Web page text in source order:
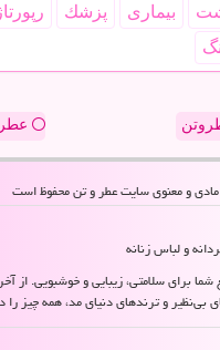
بیماری پزشك رپورتاژ
و لباس زنانه
برای سلامتی، زیبایی و خوشبویی. از
و ترندهای دنیای مد، همه چیز را